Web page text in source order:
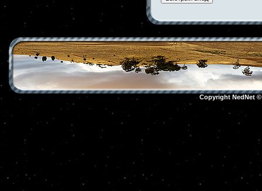
Copyright NedNet